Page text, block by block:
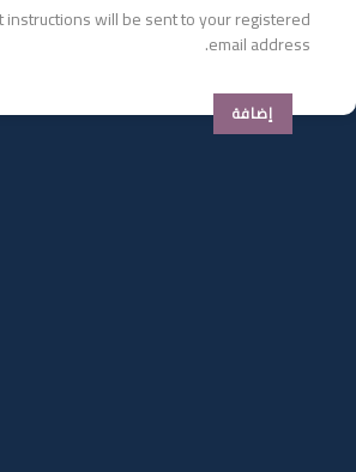
will be sent to your registered
email address.